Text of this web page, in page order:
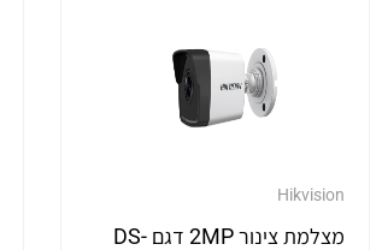
Hikvision
מצלמת צינור 2MP דגם DS-